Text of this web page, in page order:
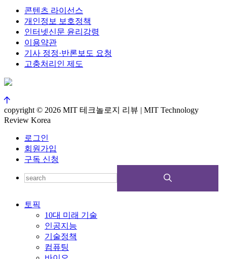
콘텐츠 라이선스
개인정보 보호정책
인터넷신문 윤리강령
이용약관
기사 정정·반론보도 요청
고충처리인 제도
copyright © 2026 MIT 테크놀로지 리뷰 | MIT Technology
Review Korea
로그인
회원가입
구독 신청
토픽
10대 미래 기술
인공지능
기술정책
컴퓨팅